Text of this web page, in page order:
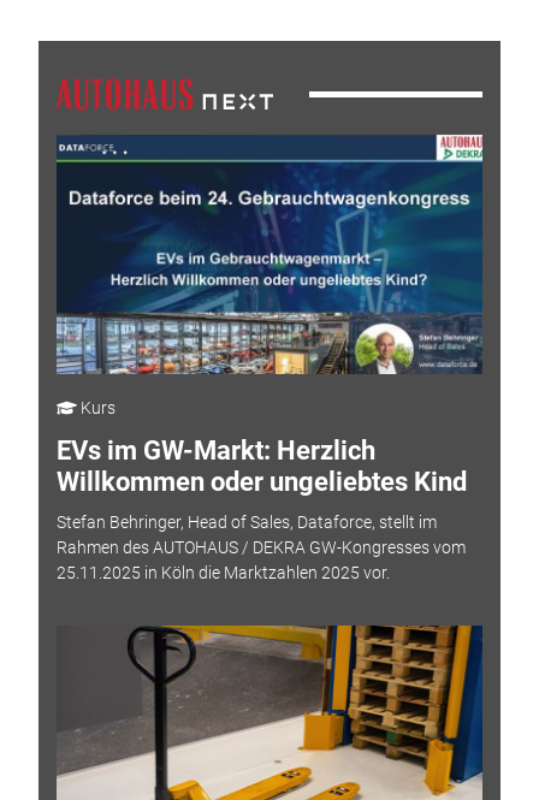
Kurs
EVs im GW-Markt: Herzlich
Willkommen oder ungeliebtes Kind
Stefan Behringer, Head of Sales, Dataforce, stellt im
Rahmen des AUTOHAUS / DEKRA GW-Kongresses vom
25.11.2025 in Köln die Marktzahlen 2025 vor.